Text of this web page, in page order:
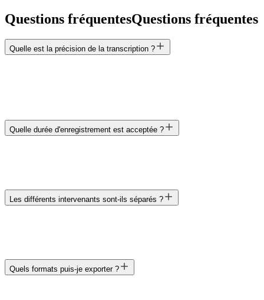
Questions fréquentesQuestions fréquentes
Quelle est la précision de la transcription ?
Quelle durée d'enregistrement est acceptée ?
Les différents intervenants sont-ils séparés ?
Quels formats puis-je exporter ?